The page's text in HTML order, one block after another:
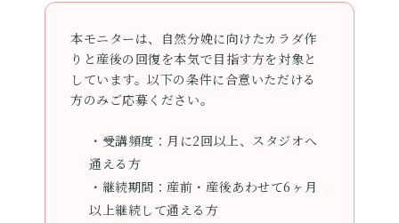
本モニターは、自然分娩に向けたカラダ作
りと産後の回復を本気で目指す方を対象と
しています。以下の条件に合意いただける
方のみご応募ください。
・受講頻度： 月に2回以上、スタジオへ
通える方
・継続期間：産前・産後あわせて6ヶ月
以上継続して通える方